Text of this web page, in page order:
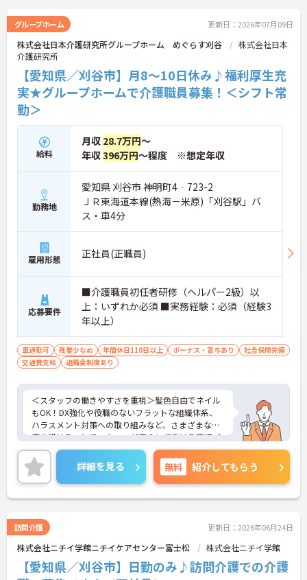
野は互いで補い合うなど、チームとしてしっかりと
連携を取りながら日々の業務に努められています。
ご興味のある方には、面接対策ポイント等、さらに
詳細をお話ししますのでお気軽にご相談ください！
グループホーム 更新日：2026年07月09日
株式会社日本介護研究所グループホーム めぐらす刈谷
株式会社日本
介護研究所
【愛知県／刈谷市】月8～10日休み♪福利厚生充
実★グループホームで介護職員募集！＜シフト常
勤＞
給料
月収 28.7万円～
年収396万円～程度 ※想定年収
勤務地
愛知県 刈谷市 神明町4‐723-2
ＪＲ東海道本線(熱海－米原)「刈谷駅」バ
ス・車4分
雇用形態 正社員(正職員)
応募要件
■介護職員初任者研修（ヘルパー2級）以
上：いずれか必須 ■実務経験：必須（経験3
年以上）
車通勤可 残業少なめ 年間休日110日以上 ボーナス・賞与あり
社会保険完備
交通費支給
退職金制度あり
＜スタッフの働きやすさを重視＞髪色自由でネイル
もOK！DX強化や役職のないフラットな組織体系、
ハラスメント対策への取り組みなど、さまざまな制
度を設けることでスタッフが安心して働ける環境づ
くりに取り組まれています。
＜ライフスタイルに合わせた勤務形態＞夜勤ありの
シフト常勤、日勤専従、夜勤専従といったさまざま
な働き方が設定されている法人です。
＜チームで連携しながらのお仕事＞一人ひとりが主
野は互いで補い合うなど、チームとしてしっかりと
連携を取りながら日々の業務に努められています。
ご興味のある方には、面接対策ポイント等、さらに
詳細をお話ししますのでお気軽にご相談ください！
詳細を見る 無料 紹介してもらう
訪問介護 更新日：2026年06月24日
株式会社ニチイ学館ニチイケアセンター富士松 株式会社ニチイ学館
【愛知県／刈谷市】日勤のみ♪訪問介護での介護